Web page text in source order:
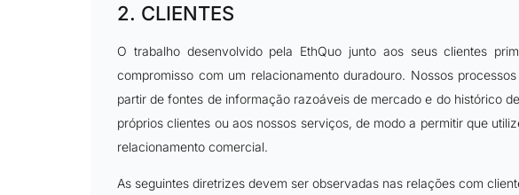
2. CLIENTES
O trabalho desenvolvido pela EthQuo junto aos seus clientes
compromisso com um relacionamento duradouro. Nossos
partir de fontes de informação razoáveis de mercado e do histórico
próprios clientes ou aos nossos serviços, de modo a permitir que
relacionamento comercial.
As seguintes diretrizes devem ser observadas nas relações com